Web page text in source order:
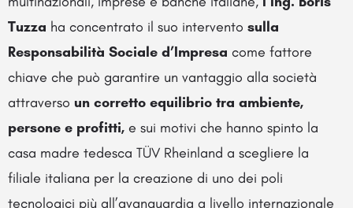
Tuzza ha concentrato il suo intervento sulla
Responsabilità Sociale d’Impresa come fattore
chiave che può garantire un vantaggio alla società
attraverso un corretto equilibrio tra ambiente,
persone e profitti, e sui motivi che hanno spinto la
casa madre tedesca TÜV Rheinland a scegliere la
filiale italiana per la creazione di uno dei poli
tecnologici più all’avanguardia a livello internazionale